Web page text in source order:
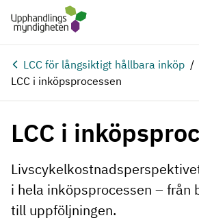
Hoppa till huvudinnehåll
LCC för långsiktigt hållbara inköp
LCC i inköpsprocessen
LCC i
i hela inköpsprocessen – från
till uppföljningen.